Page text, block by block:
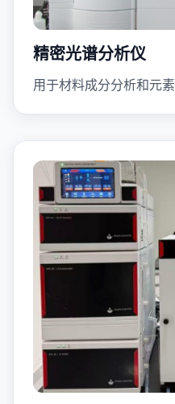
精密光谱分析仪
用于材料成分分析和元